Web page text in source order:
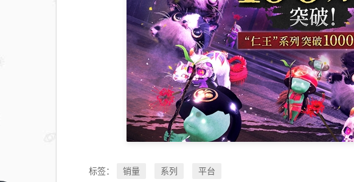
标签： 销量 系列 平台